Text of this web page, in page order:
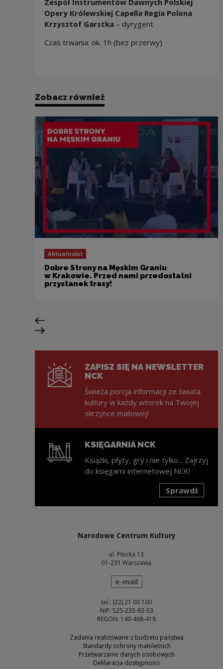
Opery Królewskiej Capella Regia Polona
Krzysztof Garstka– dyrygent
Czas trwania: ok. 1h (bez przerwy)
Zobacz również
Aktualności
Dobre Strony na Męskim Graniu
w Krakowie. Przed nami przedostatni
przystanek trasy!
Poprzedni slajd
Następny slajd
ZAPISZ SIĘ NA NEWSLETTER
NCK
Świeża porcja informacji ze świata
kultury w każdy wtorek na Twojej
skrzynce mailowej!
KSIĘGARNIA NCK
Książki, płyty, gry i nie tylko... Zajrzyj
do księgarni internetowej NCK!
Sprawdź
Narodowe Centrum Kultury
ul. Płocka 13
01-231 Warszawa
wyślij wiadomość
e-mail
tel.: (22) 21 00 100
NIP: 525-235-83-53
REGON: 140-468-418
Zadania realizowane z budżetu państwa
Standardy ochrony małoletnich
Przetwarzanie danych osobowych
Deklaracja dostępności